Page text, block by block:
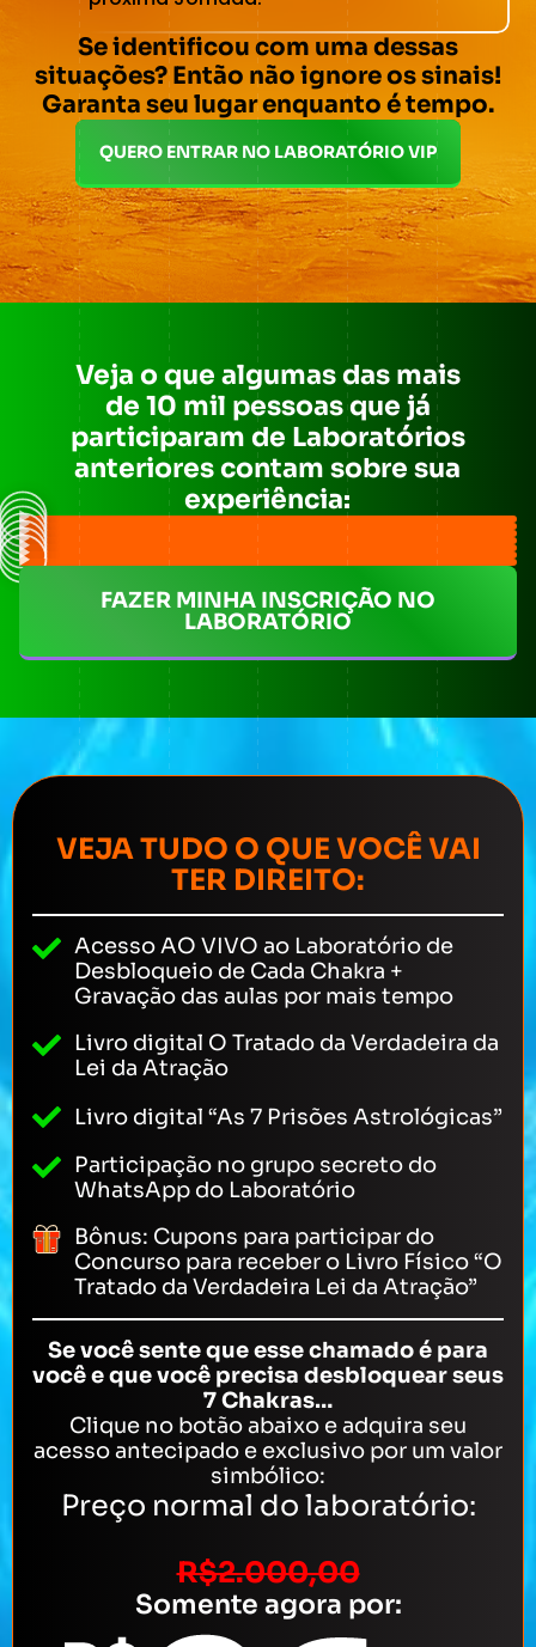
Se identificou com uma dessas
situações? Então não ignore os sinais!
Garanta seu lugar enquanto é tempo.
QUERO ENTRAR NO LABORATÓRIO VIP
Veja o que algumas das mais
de 10 mil pessoas que já
participaram de Laboratórios
anteriores contam sobre sua
experiência:
FAZER MINHA INSCRIÇÃO NO
LABORATÓRIO
VEJA TUDO O QUE VOCÊ VAI
TER DIREITO:
Acesso AO VIVO ao Laboratório de
Desbloqueio de Cada Chakra +
Gravação das aulas por mais tempo
Livro digital O Tratado da Verdadeira da
Lei da Atração
Livro digital “As 7 Prisões Astrológicas”
Participação no grupo secreto do
WhatsApp do Laboratório
Bônus: Cupons para participar do
Concurso para receber o Livro Físico “O
Tratado da Verdadeira Lei da Atração”
Se você sente que esse chamado é para
você e que você precisa desbloquear seus
7 Chakras…
Clique no botão abaixo e adquira seu
acesso antecipado e exclusivo por um valor
simbólico:
Preço normal do laboratório:
R$2.000,00
Somente agora por: